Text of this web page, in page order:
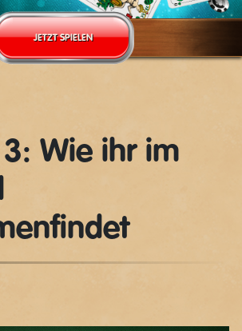
JETZT SPIELEN
Wie ihr im